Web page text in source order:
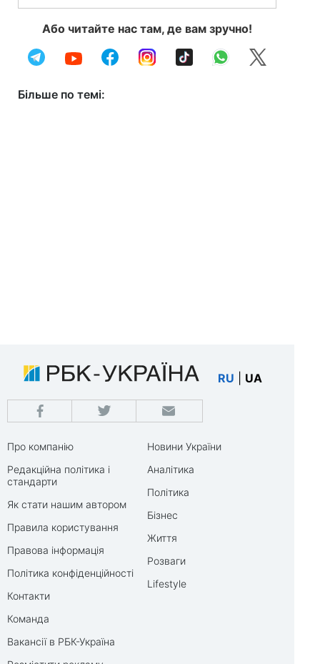
Або читайте нас там, де вам зручно!
Більше по темі:
RU UA
Про компанію
Редакційна політика і
стандарти
Як стати нашим автором
Правила користування
Правова інформація
Політика конфіденційності
Контакти
Команда
Вакансії в РБК-Україна
Новини України
Аналітика
Політика
Бізнес
Життя
Розваги
Lifestyle